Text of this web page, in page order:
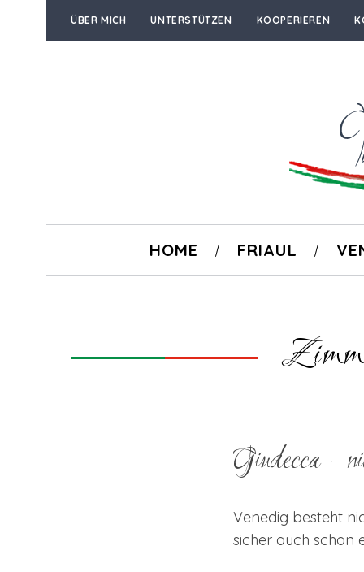
ÜBER MICH UNTERSTÜTZEN KOOPERIEREN
HOME FRIAUL
Giudecca –
Venedig besteht
sicher auch schon